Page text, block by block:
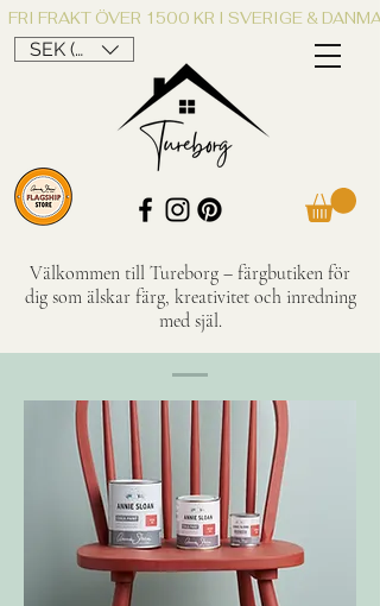
SEK (kr)
FRI FRAKT ÖVER 1500 KR I SVERIGE &
Välkommen till Tureborg – färgbutiken för
dig som älskar färg, kreativitet och inredning
med själ.